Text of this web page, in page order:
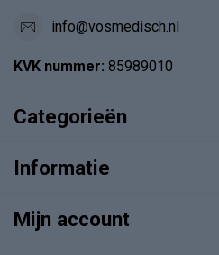
info@vosmedisch.nl
KVK nummer: 85989010
Categorieën
Informatie
Mijn account